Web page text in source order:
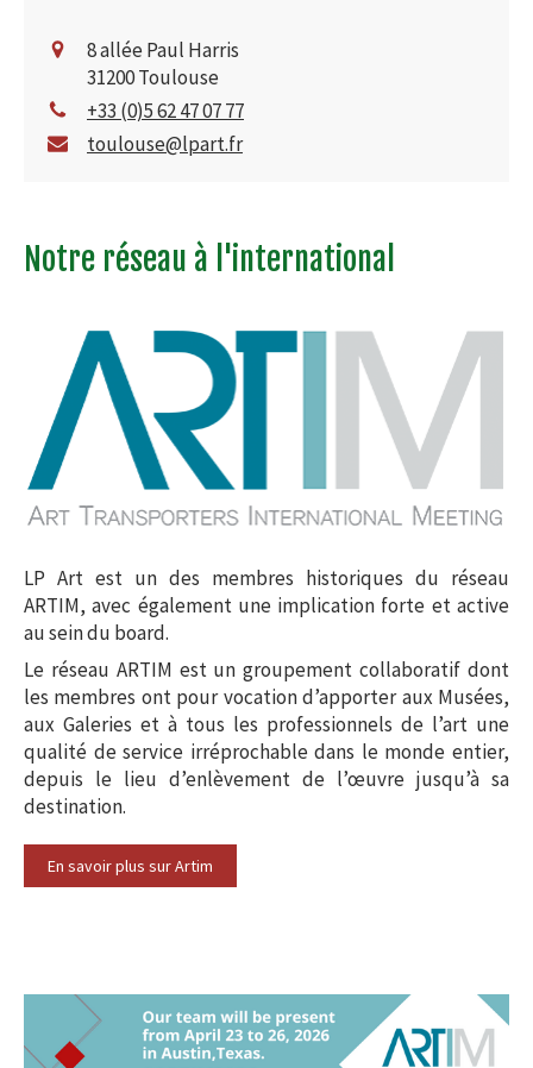
8 allée Paul Harris
31200Toulouse
+33 (0)5 62 47 07 77
toulouse@lpart.fr
Notre réseau à l'international
LP Art est un des membres historiques du réseau
ARTIM, avec également une implication forte et active
au sein du board.
Le réseau ARTIM est un groupement collaboratif dont
les membres ont pour vocation d’apporter aux Musées,
aux Galeries et à tous les professionnels de l’art une
qualité de service irréprochable dans le monde entier,
depuis le lieu d’enlèvement de l’œuvre jusqu’à sa
destination.
En savoir plus sur Artim